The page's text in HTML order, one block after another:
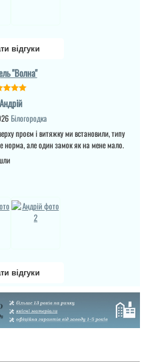
відгуки
"Волна"
Андрій
Білогородка
проєм і витяжку ми встановили, типу
норма, але один замок як на мене мало.
відгуки